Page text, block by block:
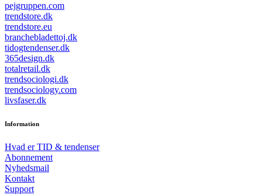
pejgruppen.com
trendstore.dk
trendstore.eu
branchebladettoj.dk
tidogtendenser.dk
365design.dk
totalretail.dk
trendsociologi.dk
trendsociology.com
livsfaser.dk
Information
Hvad er TID & tendenser
Abonnement
Nyhedsmail
Kontakt
Support